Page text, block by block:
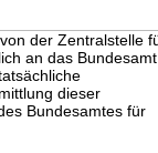
der Zentralstelle
an das Bundesamt
dieser
Bundesamtes für